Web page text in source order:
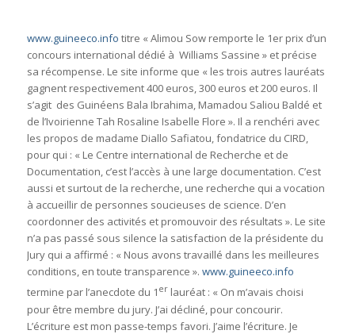
www.guineeco.info titre « Alimou Sow remporte le 1er prix d’un
concours international dédié à Williams Sassine » et précise
sa récompense. Le site informe que « les trois autres lauréats
gagnent respectivement 400 euros, 300 euros et 200 euros. Il
s’agit des Guinéens Bala Ibrahima, Mamadou Saliou Baldé et
de l’Ivoirienne Tah Rosaline Isabelle Flore ». Il a renchéri avec
les propos de madame Diallo Safiatou, fondatrice du CIRD,
pour qui : « Le Centre international de Recherche et de
Documentation, c’est l’accès à une large documentation. C’est
aussi et surtout de la recherche, une recherche qui a vocation
à accueillir de personnes soucieuses de science. D’en
coordonner des activités et promouvoir des résultats ». Le site
n’a pas passé sous silence la satisfaction de la présidente du
Jury qui a affirmé : « Nous avons travaillé dans les meilleures
conditions, en toute transparence ». www.guineeco.info
termine par l’anecdote du 1 erlauréat : « On m’avais choisi
pour être membre du jury. J’ai décliné, pour concourir.
L’écriture est mon passe-temps favori. J’aime l’écriture. Je